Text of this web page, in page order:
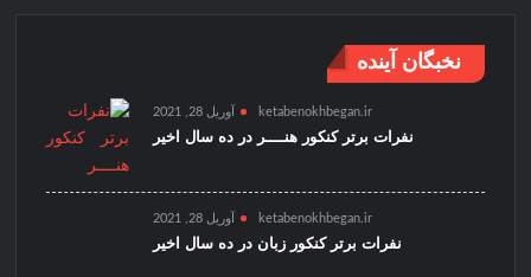
نخبگان آینده
ketabenokhbegan.ir آوریل 28, 2021
نفرات برتر کنکور هنــــر در ده سال اخیر
ketabenokhbegan.ir آوریل 28, 2021
نفرات برتر کنکور زبان در ده سال اخیر